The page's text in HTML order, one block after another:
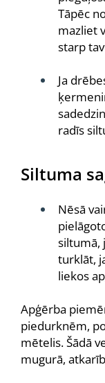
Tāpēc
mazliet
starp
Ja
radīs
Siltuma
Nēsā
siltumā,
turklāt,
liekos
Apģērba
piedurknēm,
mētelis. Šādā
mugurā,